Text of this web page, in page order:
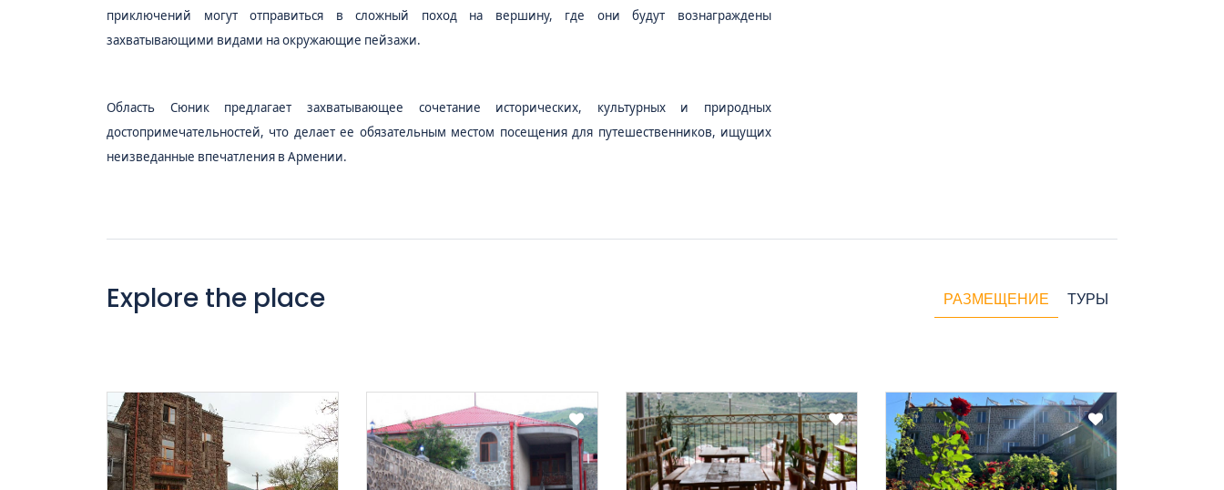
приключений могут отправиться в сложный поход на вершину, где они будут вознаграждены
захватывающими видами на окружающие пейзажи.
Область Сюник предлагает захватывающее сочетание исторических, культурных и природных
достопримечательностей, что делает ее обязательным местом посещения для путешественников, ищущих
неизведанные впечатления в Армении.
Explore the place РАЗМЕЩЕНИЕ ТУРЫ